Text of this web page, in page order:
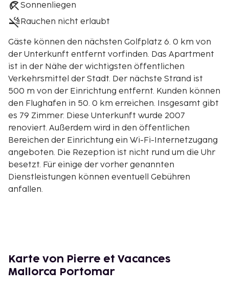
Sonnenliegen
Rauchen nicht erlaubt
Gäste können den nächsten Golfplatz 6. 0 km von
der Unterkunft entfernt vorfinden. Das Apartment
ist in der Nähe der wichtigsten öffentlichen
Verkehrsmittel der Stadt. Der nächste Strand ist
500 m von der Einrichtung entfernt. Kunden können
den Flughafen in 50. 0 km erreichen. Insgesamt gibt
es 79 Zimmer. Diese Unterkunft wurde 2007
renoviert. Außerdem wird in den öffentlichen
Bereichen der Einrichtung ein Wi-Fi-Internetzugang
angeboten. Die Rezeption ist nicht rund um die Uhr
besetzt. Für einige der vorher genannten
Dienstleistungen können eventuell Gebühren
anfallen.
Karte von Pierre et Vacances
Mallorca Portomar